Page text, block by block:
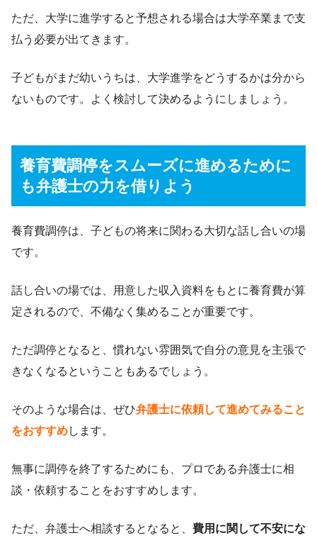
ただ、大学に進学すると予想される場合は大学卒業まで支
払う必要が出てきます。
子どもがまだ幼いうちは、大学進学をどうするかは分から
ないものです。よく検討して決めるようにしましょう。
養育費調停をスムーズに進めるために
も弁護士の力を借りよう
養育費調停は、子どもの将来に関わる大切な話し合いの場
です。
話し合いの場では、用意した収入資料をもとに養育費が算
定されるので、不備なく集めることが重要です。
ただ調停となると、慣れない雰囲気で自分の意見を主張で
きなくなるということもあるでしょう。
そのような場合は、ぜひ弁護士に依頼して進めてみること
をおすすめします。
無事に調停を終了するためにも、プロである弁護士に相
談・依頼することをおすすめします。
ただ、弁護士へ相談するとなると、 費用に関して不安にな